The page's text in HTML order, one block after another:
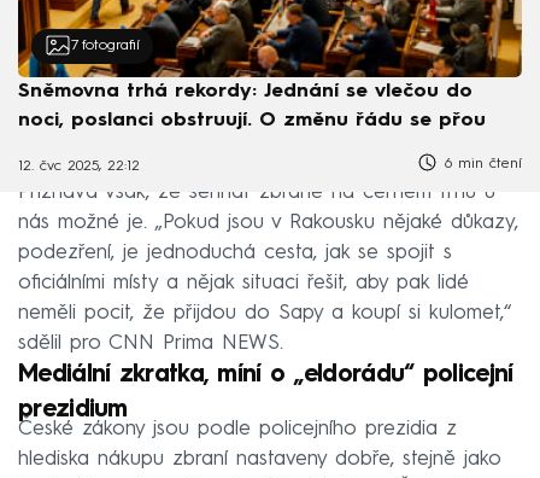
7 fotografií
Sněmovna trhá rekordy: Jednání se vlečou do
noci, poslanci obstruují. O změnu řádu se přou
12. čvc 2025, 22:12 6 min čtení
Přiznává však, že sehnat zbraně na černém trhu u
nás možné je. „Pokud jsou v Rakousku nějaké důkazy,
podezření, je jednoduchá cesta, jak se spojit s
oficiálními místy a nějak situaci řešit, aby pak lidé
neměli pocit, že přijdou do Sapy a koupí si kulomet,“
sdělil pro CNN Prima NEWS.
Mediální zkratka, míní o „eldorádu“ policejní
prezidium
České zákony jsou podle policejního prezidia z
hlediska nákupu zbraní nastaveny dobře, stejně jako